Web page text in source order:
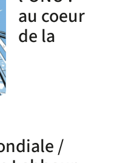
au coeur
de la
/